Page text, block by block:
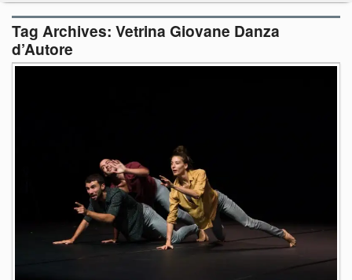
Contatti
dT in English
Tag Archives: Vetrina Giovane Danza
d’Autore